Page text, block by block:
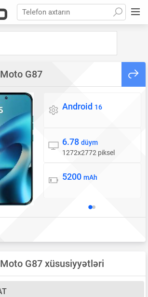
Telefon axtarın
G87
Əməliyyat sistemi
Android 16
Ekran
6.78 düym
1272x2772 piksel
Batareya
5200 mAh
G87 xüsusiyyətləri